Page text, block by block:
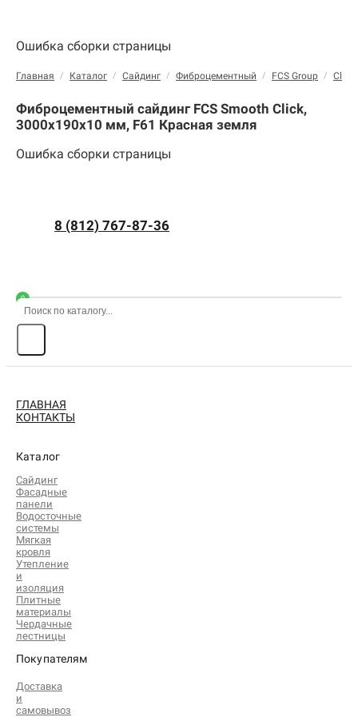
Ошибка сборки страницы
Главная / Каталог / Сайдинг / Фиброцементный / FCS Group / Click
Фиброцементный сайдинг FCS Smooth Click,
3000х190х10 мм, F61 Красная земля
Ошибка сборки страницы
8 (812) 767-87-36
0
ГЛАВНАЯ
КОНТАКТЫ
Каталог
Сайдинг
Фасадные
панели
Водосточные
системы
Мягкая
кровля
Утепление
и
изоляция
Плитные
материалы
Чердачные
лестницы
Покупателям
Доставка
и
самовывоз